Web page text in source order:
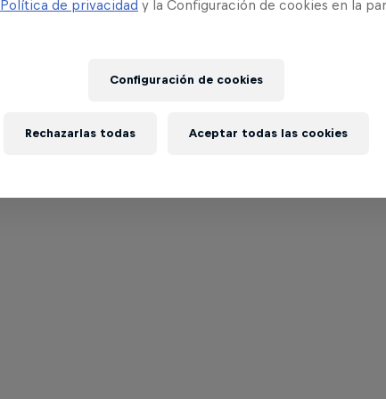
Política de privacidad y la Configuración de cookies en la
Configuración de cookies
Rechazarlas todas Aceptar todas las cookies